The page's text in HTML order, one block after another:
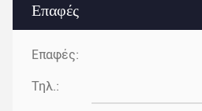
Επαφές
Επαφές:
Τηλ.: